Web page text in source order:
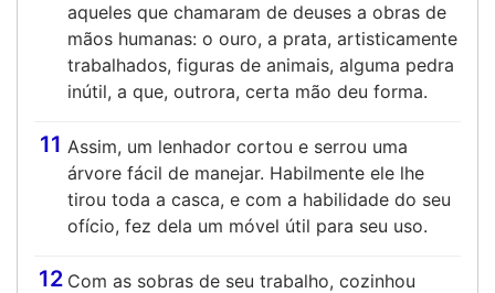
aqueles que chamaram de deuses a obras de
mãos humanas: o ouro, a prata, artisticamente
trabalhados, figuras de animais, alguma pedra
inútil, a que, outrora, certa mão deu forma.
11 Assim, um lenhador cortou e serrou uma
árvore fácil de manejar. Habilmente ele lhe
tirou toda a casca, e com a habilidade do seu
ofício, fez dela um móvel útil para seu uso.
12 Com as sobras de seu trabalho, cozinhou